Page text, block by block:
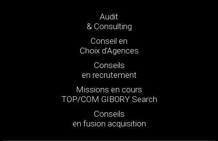
Audit
& Consulting
Conseil en
Choix d’Agences
Conseils
en recrutement
Missions en cours
TOP/COM GIBORY Search
Conseils
en fusion acquisition